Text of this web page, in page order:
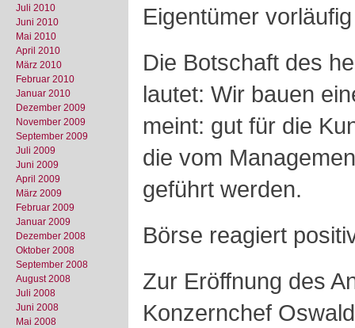
Juli 2010
Juni 2010
Mai 2010
April 2010
März 2010
Februar 2010
Januar 2010
Dezember 2009
November 2009
September 2009
Juli 2009
Juni 2009
April 2009
März 2009
Februar 2009
Januar 2009
Dezember 2008
Oktober 2008
September 2008
August 2008
Juli 2008
Juni 2008
Mai 2008
Eigentümer
Die Botschaft des
lautet: Wir bauen
meint: gut für die
die vom
geführt werden.
Börse reagiert
Zur Eröffnung des
Konzernchef